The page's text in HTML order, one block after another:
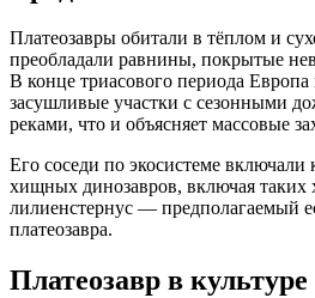
Платеозавры обитали в тёплом и
преобладали равнины, покрытые
В конце триасового периода Европа
засушливые участки с сезонными
реками, что и объясняет массовые
Его соседи по экосистеме включали
хищных динозавров, включая таких
лилиенстернус — предполагаемый
платеозавра.
Платеозавр в культуре